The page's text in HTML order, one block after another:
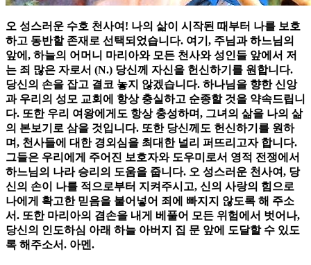
오 성스러운 수호 천사여! 나의 삶이 시작된 때부터 나를 보호
하고 동반할 존재로 선택되었습니다. 여기, 주님과 하느님의
앞에, 하늘의 어머니 마리아와 모든 천사와 성인들 앞에서 저
는 죄 많은 자로서 (N.) 당신께 자신을 헌신하기를 원합니다.
당신의 손을 잡고 결코 놓지 않겠습니다. 하나님을 향한 신앙
과 우리의 성모 교회에 항상 충실하고 순종할 것을 약속드립니
다. 또한 우리 여왕에게도 항상 충성하며, 그녀의 삶을 나의 삶
의 본보기로 삼을 것입니다. 또한 당신께도 헌신하기를 원하
며, 천사들에 대한 경외심을 최대한 널리 퍼뜨리고자 합니다.
그들은 우리에게 주어진 보호자와 도우미로서 영적 전쟁에서
하느님의 나라 승리의 도움을 줍니다. 오 성스러운 천사여, 당
신의 손이 나를 적으로부터 지켜주시고, 신의 사랑의 힘으로
나에게 확고한 믿음을 불어넣어 죄에 빠지지 않도록 해 주소
서. 또한 마리아의 겸손을 내게 베풀어 모든 위험에서 벗어나,
당신의 인도하심 아래 하늘 아버지 집 문 앞에 도달할 수 있도
록 해주소서. 아멘.